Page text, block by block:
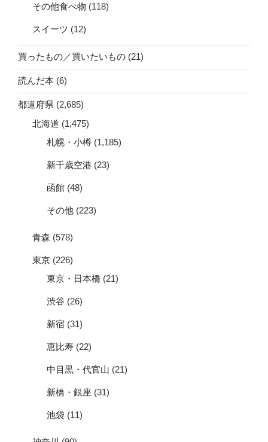
その他食べ物 (118)
スイーツ (12)
買ったもの／買いたいもの (21)
読んだ本 (6)
都道府県 (2,685)
北海道 (1,475)
札幌・小樽 (1,185)
新千歳空港 (23)
函館 (48)
その他 (223)
青森 (578)
東京 (226)
東京・日本橋 (21)
渋谷 (26)
新宿 (31)
恵比寿 (22)
中目黒・代官山 (21)
新橋・銀座 (31)
池袋 (11)